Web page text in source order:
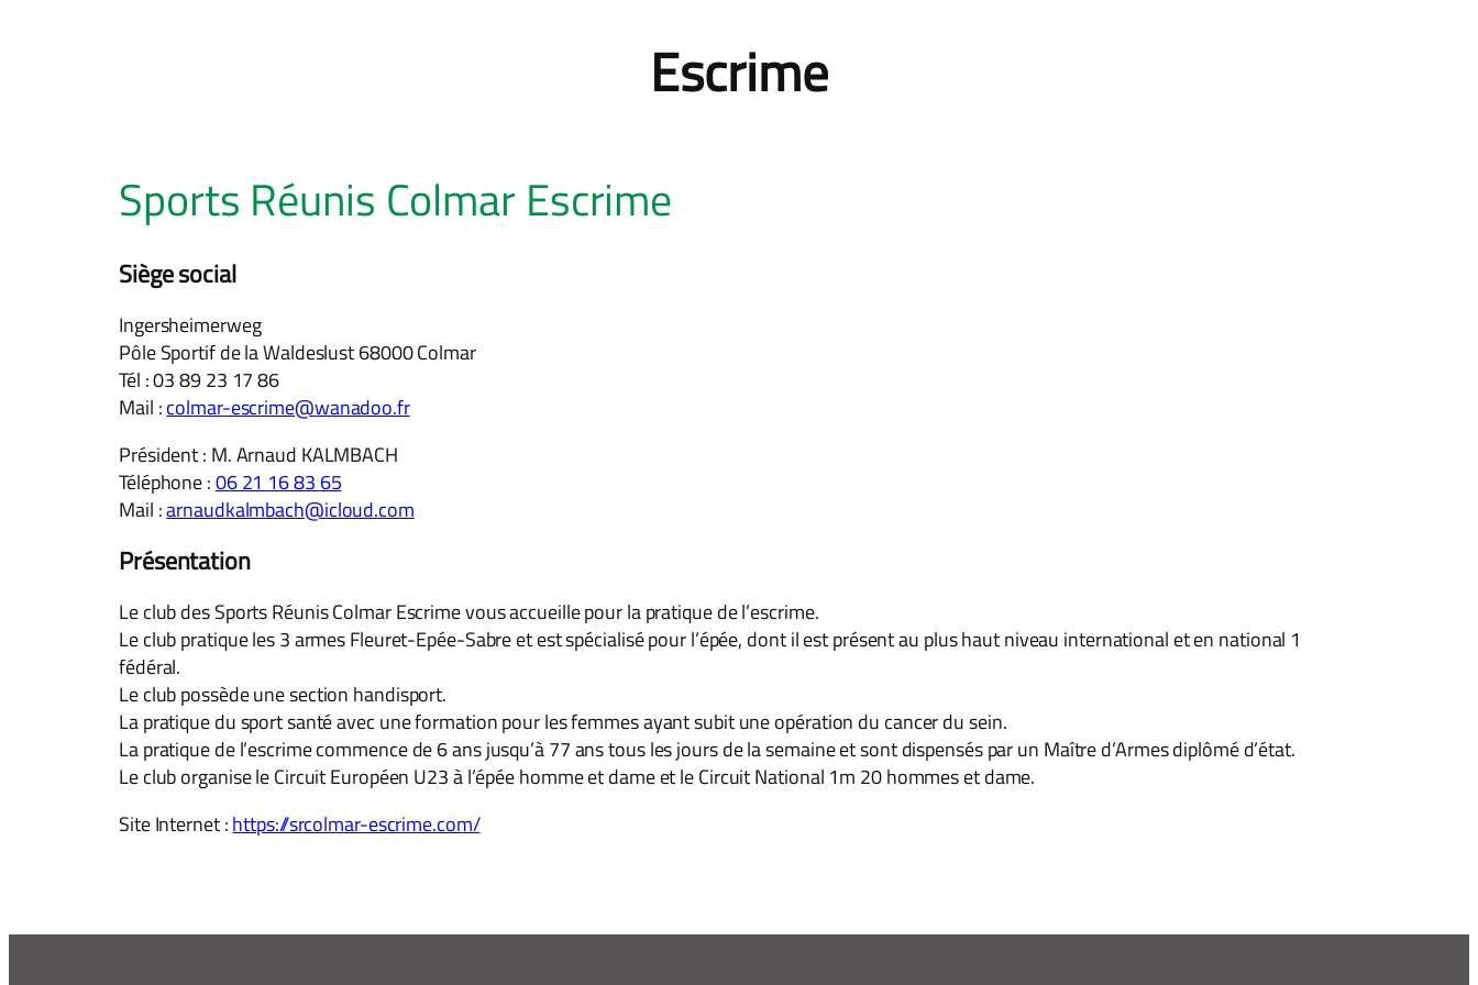
Escrime
Sports Réunis Colmar Escrime
Siège social
Ingersheimerweg
Pôle Sportif de la Waldeslust 68000 Colmar
Tél : 03 89 23 17 86
Mail :colmar-escrime@wanadoo.fr
Président : M. Arnaud KALMBACH
Téléphone :06 21 16 83 65
Mail :arnaudkalmbach@icloud.com
Présentation
Le club des Sports Réunis Colmar Escrime vous accueille pour la pratique de l’escrime.
Le club pratique les 3 armes Fleuret-Epée-Sabre et est spécialisé pour l’épée, dont il est présent au plus haut niveau international et en national 1
fédéral.
Le club possède une section handisport.
La pratique du sport santé avec une formation pour les femmes ayant subit une opération du cancer du sein.
La pratique de l’escrime commence de 6 ans jusqu’à 77 ans tous les jours de la semaine et sont dispensés par un Maître d’Armes diplômé d’état.
Le club organise le Circuit Européen U23 à l’épée homme et dame et le Circuit National 1m 20 hommes et dame.
Site Internet :https://srcolmar-escrime.com/